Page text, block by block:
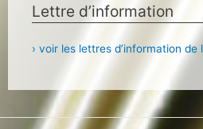
Lettre d’information
› voir les lettres d’information